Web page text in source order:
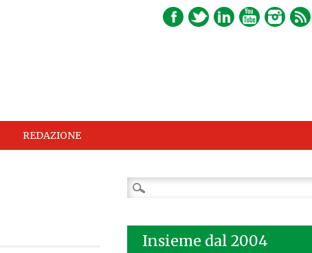
REDAZIONE
Ricerca
per:
Insieme dal 2004